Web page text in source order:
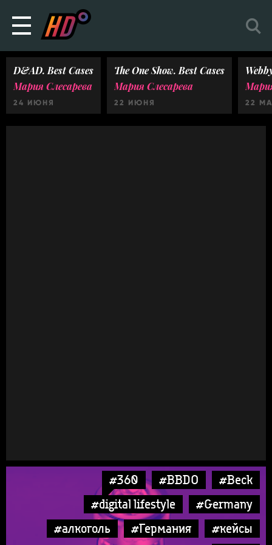
D&AD. Best Cases
Мария Слесарева
24 ИЮНЯ
The One Show. Best Cases
Мария Слесарева
22 ИЮНЯ 22
#360 #BBDO
#Beck
#digital lifestyle
#Germany
#алкоголь
#Германия
#кейсы